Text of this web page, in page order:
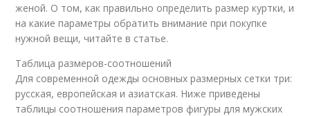
женой. О том, как правильно определить размер куртки, и
на какие параметры обратить внимание при покупке
нужной вещи, читайте в статье.
Таблица размеров-соотношений
Для современной одежды основных размерных сетки три:
русская, европейская и азиатская. Ниже приведены
таблицы соотношения параметров фигуры для мужских